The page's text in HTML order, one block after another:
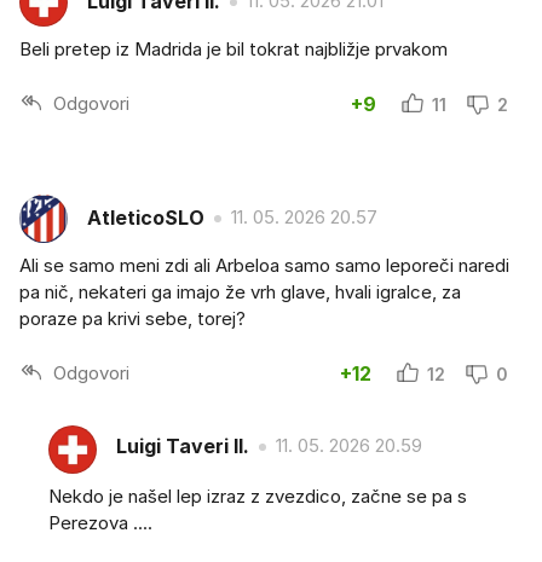
Beli pretep iz Madrida je bil tokrat najbližje prvakom
Odgovori +9 11 2
AtleticoSLO 11. 05. 2026 20.57
Ali se samo meni zdi ali Arbeloa samo samo leporeči naredi
pa nič, nekateri ga imajo že vrh glave, hvali igralce, za
poraze pa krivi sebe, torej?
Odgovori +12 12 0
Luigi Taveri II. 11. 05. 2026 20.59
Nekdo je našel lep izraz z zvezdico, začne se pa s
Perezova ....